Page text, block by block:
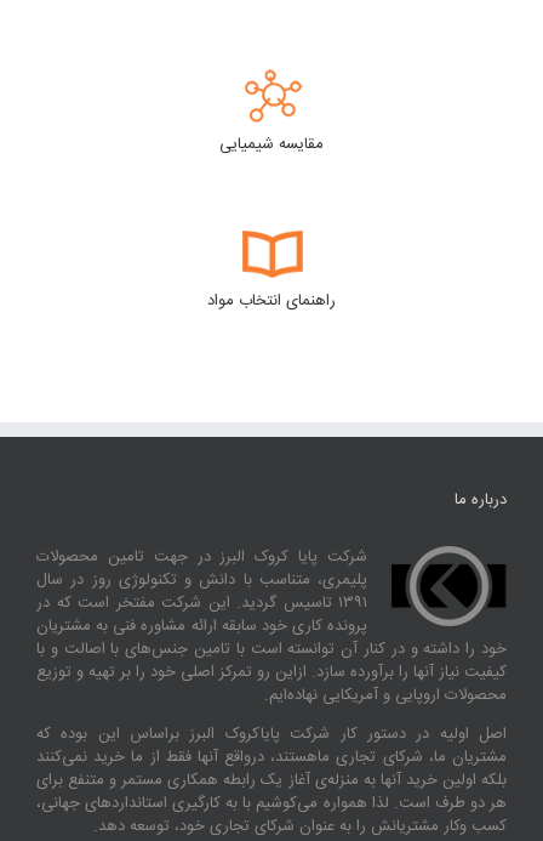
مقایسه شیمیایی
راهنمای انتخاب مواد
درباره ما
شرکت پایا کروک البرز در جهت تامین محصولات
پلیمری، متناسب با دانش و تکنولوژی روز در سال
۱۳۹۱ تاسیس گردید. این شرکت مفتخر است که در
پرونده کاری خود سابقه ارائه مشاوره فنی به مشتریان
خود را داشته و در کنار آن توانسته‌ است با تامین جنس‌های با اصالت و با
کیفیت نیاز آنها را برآورده سازد. ازاین‌ رو تمرکز اصلی خود را بر تهیه و توزیع
محصولات اروپایی و آمریکایی نهاده‌ایم.
اصل اولیه در دستور کار شرکت پایاکروک البرز براساس این بوده که
مشتریان ما، شرکای تجاری ماهستند، درواقع آنها فقط از ما خرید نمی‌کنند
بلکه اولین خرید آنها به منزله‌ی آغاز یک رابطه همکاری مستمر و متنفع برای
هر دو طرف است. لذا همواره می‌کوشیم با به کارگیری استانداردهای جهانی،
کسب‌ و‌کار مشتریانش را به عنوان شرکای تجاری خود، توسعه دهد.